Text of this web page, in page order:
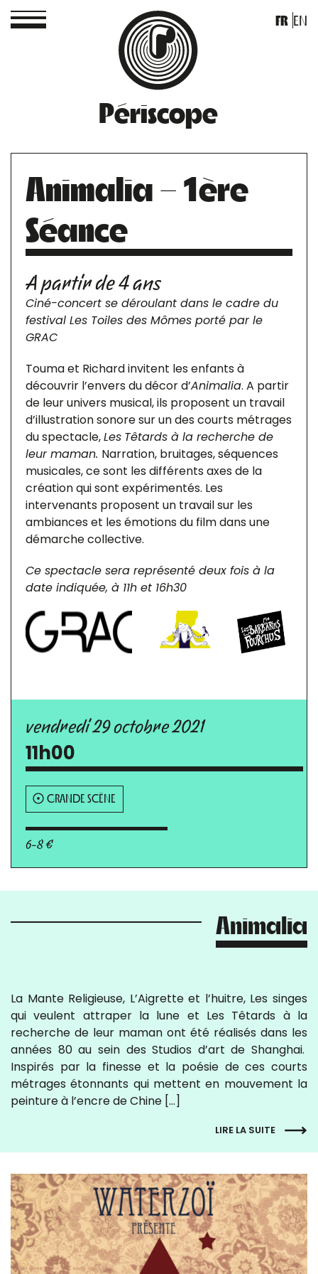
Périscope
FR EN
Animalia – 1ère
Séance
A partir de 4 ans
Ciné-concert se déroulant dans le cadre du
festival Les Toiles des Mômes porté par le
GRAC
Touma et Richard invitent les enfants à
découvrir l’envers du décor d’Animalia. A partir
de leur univers musical, ils proposent un travail
d’illustration sonore sur un des courts métrages
du spectacle,Les Têtards à la recherche de
leur maman. Narration, bruitages, séquences
musicales, ce sont les différents axes de la
création qui sont expérimentés. Les
intervenants proposent un travail sur les
ambiances et les émotions du film dans une
démarche collective.
Ce spectacle sera représenté deux fois à la
date indiquée, à 11h et 16h30
vendredi 29 octobre 2021
11h00
GRANDE SCÈNE
6-8 €
Animalia
La Mante Religieuse, L’Aigrette et l’huitre, Les singes
qui veulent attraper la lune et Les Têtards à la
recherche de leur maman ont été réalisés dans les
années 80 au sein des Studios d’art de Shanghai.
Inspirés par la finesse et la poésie de ces courts
métrages étonnants qui mettent en mouvement la
peinture à l’encre de Chine […]
LIRE LA SUITE